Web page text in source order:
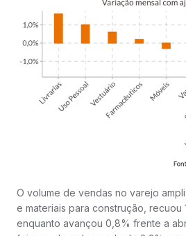
O volume de vendas no varejo
e materiais para construção, recuou
enquanto avançou 0,8% frente a